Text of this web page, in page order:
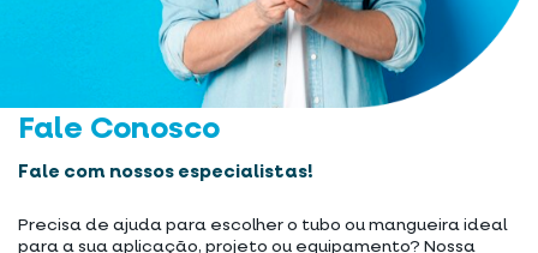
Fale Conosco
Fale com nossos especialistas!
Precisa de ajuda para escolher o tubo ou mangueira ideal
para a sua aplicação, projeto ou equipamento? Nossa